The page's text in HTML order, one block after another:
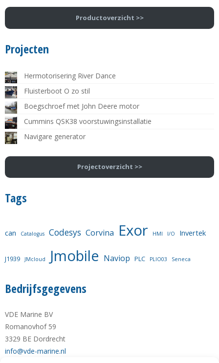
Productoverzicht >>
Projecten
Hermotorisering River Dance
Fluisterboot O zo stil
Boegschroef met John Deere motor
Cummins QSK38 voorstuwingsinstallatie
Navigare generator
Projectoverzicht >>
Tags
can Catalogus Codesys Corvina Exor HMI I/O Invertek
J1939 JMcloud Jmobile Naviop PLC PLIO03 Seneca
Bedrijfsgegevens
VDE Marine BV
Romanovhof 59
3329 BE Dordrecht
info@vde-marine.nl